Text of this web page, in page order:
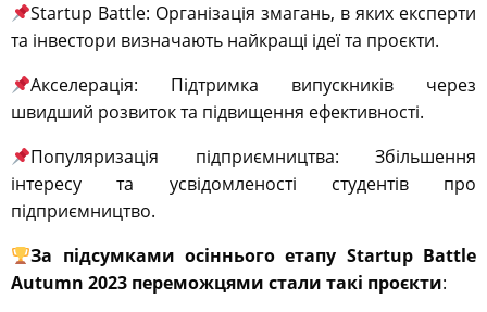
Startup Battle: Організація змагань, в яких експерти
та інвестори визначають найкращі ідеї та проєкти.
Акселерація: Підтримка випускників через
швидший розвиток та підвищення ефективності.
Популяризація підприємництва: Збільшення
інтересу та усвідомленості студентів про
підприємництво.
За підсумками осіннього етапу Startup Battle
Autumn 2023 переможцями стали такі проєкти: